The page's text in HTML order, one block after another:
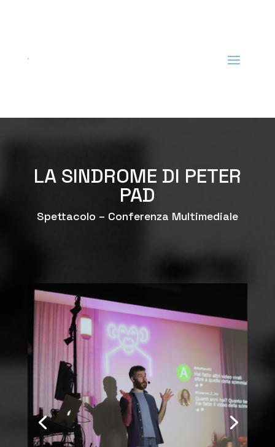
LA SINDROME DI PETER
PAD
Spettacolo – Conferenza Multimediale